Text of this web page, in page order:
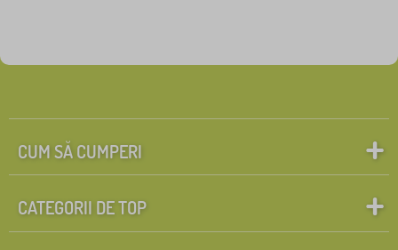
CUM SĂ CUMPERI
CATEGORII DE TOP